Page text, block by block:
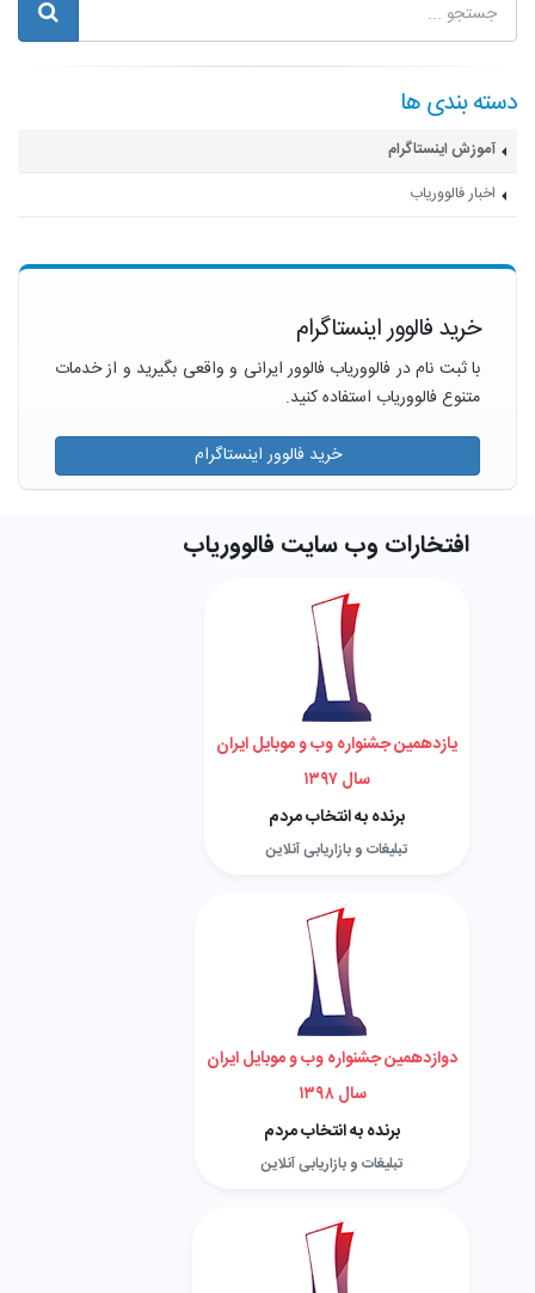
دسته بندی ها
آموزش اینستاگرام
اخبار فالووریاب
خرید فالوور اینستاگرام
با ثبت نام در فالووریاب فالوور ایرانی و واقعی بگیرید و از خدمات
متنوع فالووریاب استفاده کنید.
خرید فالوور اینستاگرام
افتخارات وب سایت فالووریاب
یازدهمین جشنواره وب و موبایل ایران
سال ۱۳۹۷
برنده به انتخاب مردم
تبلیغات و بازاریابی آنلاین
دوازدهمین جشنواره وب و موبایل ایران
سال ۱۳۹۸
برنده به انتخاب مردم
تبلیغات و بازاریابی آنلاین